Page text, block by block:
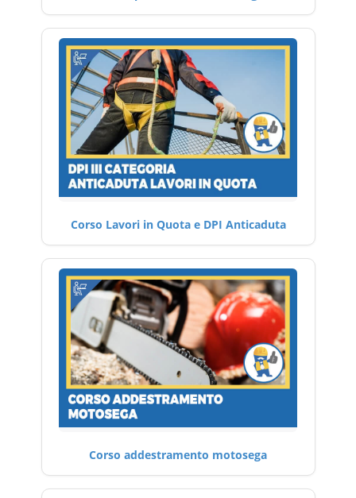
Corso Lavori in Quota e DPI Anticaduta
Corso addestramento motosega